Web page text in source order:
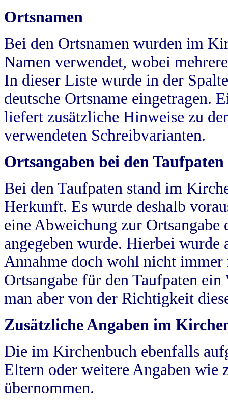
Ortsnamen
Bei den Ortsnamen wurden im
Namen verwendet, wobei
In dieser Liste wurde in der
deutsche Ortsname eingetragen.
liefert zusätzliche Hinweise zu
verwendeten Schreibvarianten.
Ortsangaben bei den Taufpaten
Bei den Taufpaten stand im
Herkunft. Es wurde deshalb
eine Abweichung zur
angegeben wurde. Hierbei wurde
Annahme doch wohl nicht
Ortsangabe für den Taufpaten
man aber von der Richtigkeit
Zusätzliche Angaben im
Die im Kirchenbuch ebenfalls
Eltern oder weitere Angaben wie
übernommen.